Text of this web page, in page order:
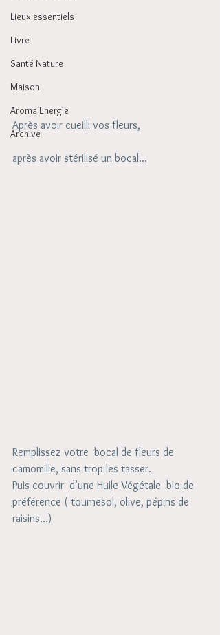
Lieux essentiels
Livre
Santé Nature
Maison
Aroma Energie
Archive
Après avoir cueilli vos fleurs,
après avoir stérilisé un bocal...
Remplissez votre  bocal de fleurs de
camomille, sans trop les tasser.
Puis couvrir  d’une Huile Végétale  bio de
préférence ( tournesol, olive, pépins de
raisins…)